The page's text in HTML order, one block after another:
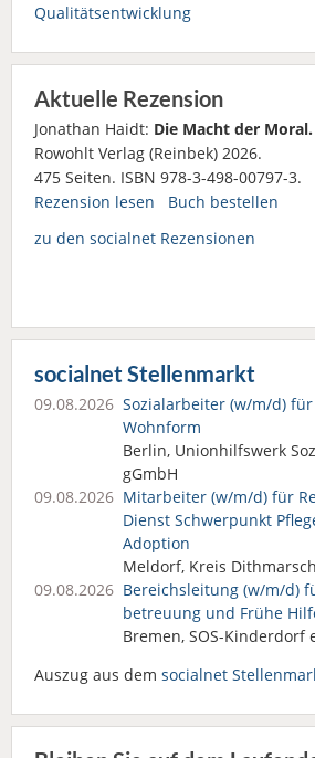
Qualitätsentwicklung
Aktuelle Rezension
Jonathan Haidt: Die Macht der Moral.
Rowohlt Verlag (Reinbek) 2026.
475 Seiten. ISBN 978-3-498-00797-3.
Rezension lesen
Buch bestellen
zu den socialnet Rezensionen
socialnet Stellenmarkt
09.08.2026 Sozialarbeiter (w/m/d)
Wohnform
Berlin, Unionhilfswerk
gGmbH
09.08.2026 Mitarbeiter (w/m/d) für
Dienst Schwerpunkt
Adoption
Meldorf, Kreis
09.08.2026 Bereichsleitung (w/m/d)
betreuung und Frühe
Bremen, SOS-Kinderdorf
Auszug aus dem socialnet